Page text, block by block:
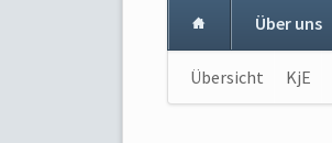
Über uns
Navigation
Übersicht KjE